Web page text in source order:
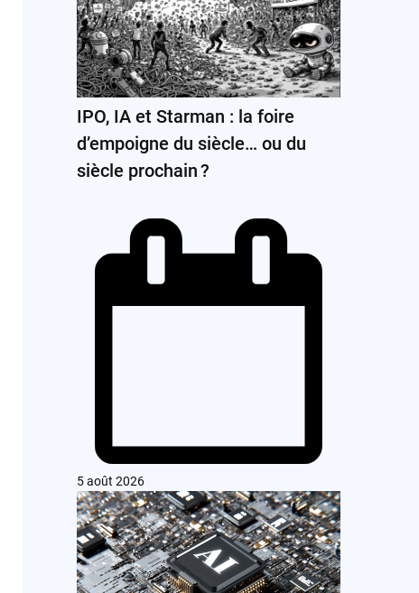
IPO, IA et Starman : la foire
d’empoigne du siècle… ou du
siècle prochain ?
5 août 2026